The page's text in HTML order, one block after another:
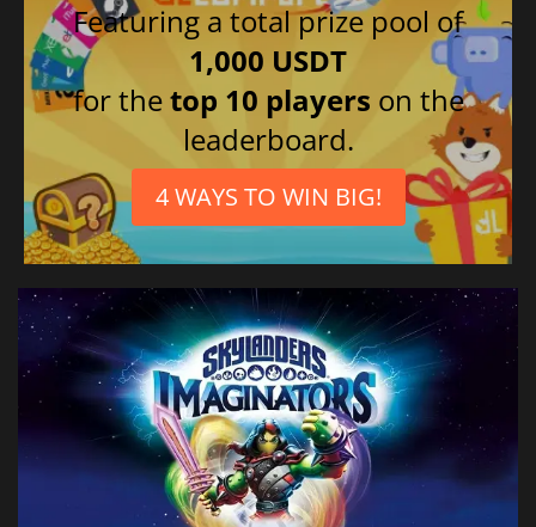
Featuring a total prize pool of
1,000 USDT
for thetop 10 players on the
leaderboard.
4 WAYS TO WIN BIG!